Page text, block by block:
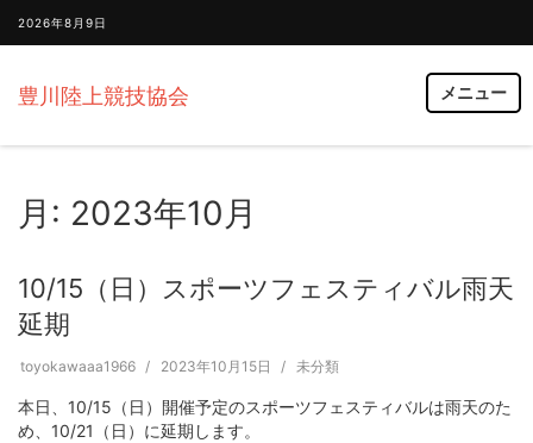
2026年8月9日
豊川陸上競技協会 メニュー
月: 2023年10月
10/15（日）スポーツフェスティバル雨天
延期
toyokawaaa1966 2023年10月15日 未分類
本日、10/15（日）開催予定のスポーツフェスティバルは雨天のた
め、10/21（日）に延期します。